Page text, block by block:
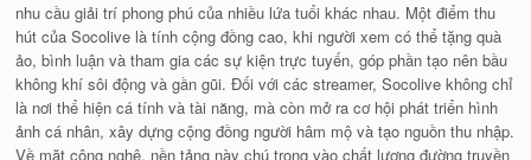
nhu cầu giải trí phong phú của nhiều lứa tuổi khác nhau. Một điểm thu
hút của Socolive là tính cộng đồng cao, khi người xem có thể tặng quà
ảo, bình luận và tham gia các sự kiện trực tuyến, góp phần tạo nên bầu
không khí sôi động và gần gũi. Đối với các streamer, Socolive không chỉ
là nơi thể hiện cá tính và tài năng, mà còn mở ra cơ hội phát triển hình
ảnh cá nhân, xây dựng cộng đồng người hâm mộ và tạo nguồn thu nhập.
Về mặt công nghệ, nền tảng này chú trọng vào chất lượng đường truyền